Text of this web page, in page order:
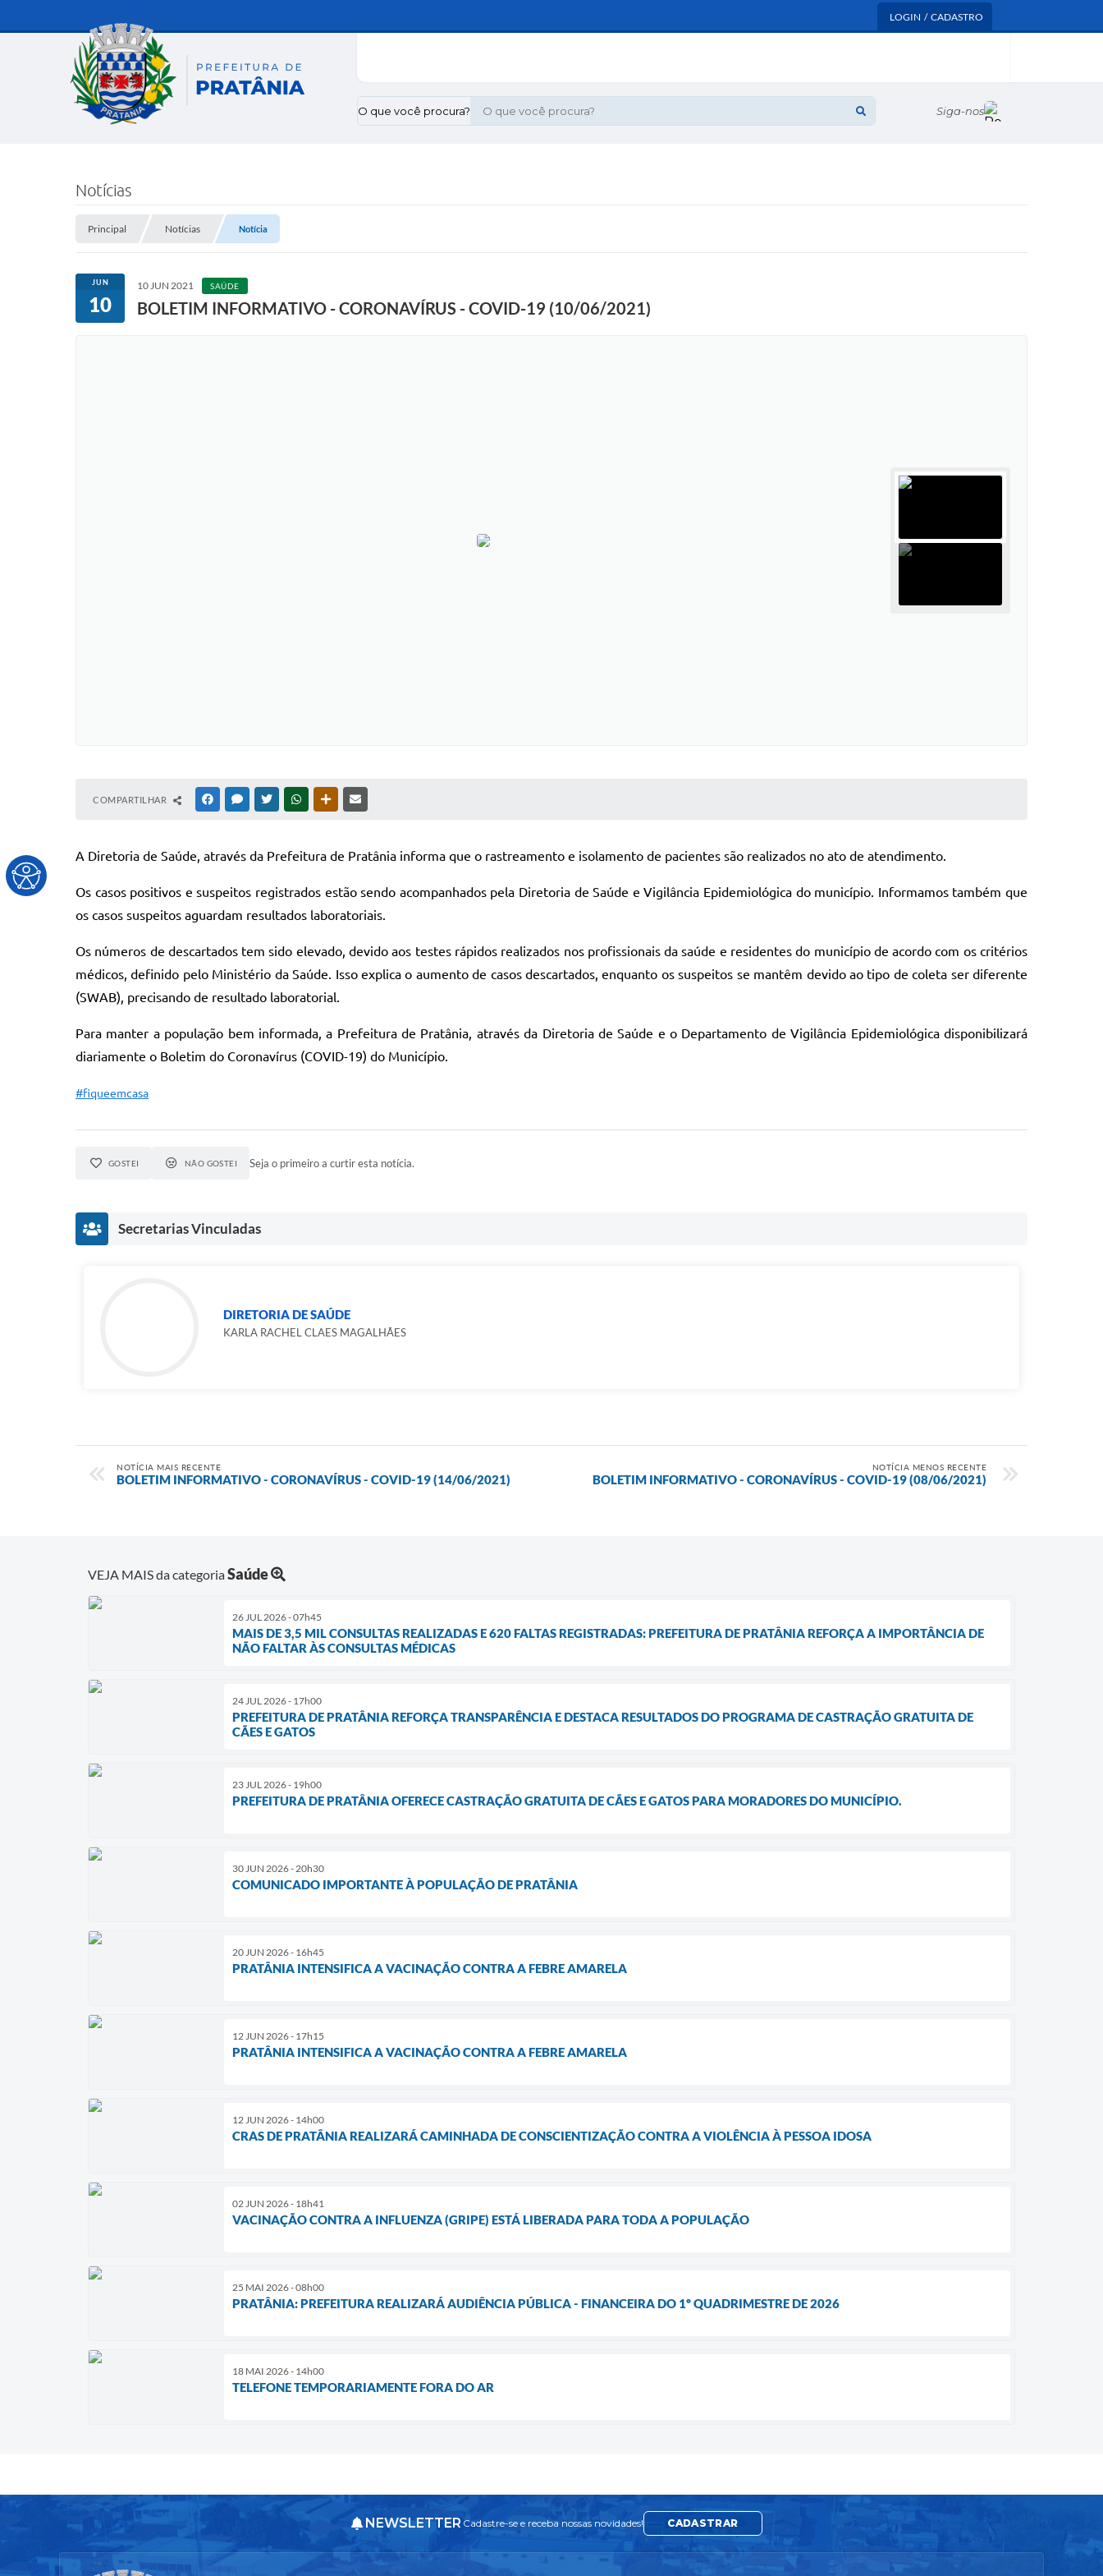
LOGIN / CADASTRO
O que você procura? Siga-nos
Notícias
Principal Notícias Notícia
JUN
10
10 JUN 2021 SAÚDE
BOLETIM INFORMATIVO - CORONAVÍRUS - COVID-19 (10/06/2021)
COMPARTILHAR FACEBOOKMESSENGER
TWITTERWHATSAPPOUTRAS MÍDIAS
A Diretoria de Saúde, através da Prefeitura de Pratânia informa que o rastreamento e isolamento de pacientes são realizados no ato de atendimento.
Os casos positivos e suspeitos registrados estão sendo acompanhados pela Diretoria de Saúde e Vigilância Epidemiológica do município. Informamos também que
os casos suspeitos aguardam resultados laboratoriais.
Os números de descartados tem sido elevado, devido aos testes rápidos realizados nos profissionais da saúde e residentes do município de acordo com os critérios
médicos, definido pelo Ministério da Saúde. Isso explica o aumento de casos descartados, enquanto os suspeitos se mantêm devido ao tipo de coleta ser diferente
(SWAB), precisando de resultado laboratorial.
Para manter a população bem informada, a Prefeitura de Pratânia, através da Diretoria de Saúde e o Departamento de Vigilância Epidemiológica disponibilizará
diariamente o Boletim do Coronavírus (COVID-19) do Município.
#fiqueemcasa
GOSTEI NÃO GOSTEI Seja o primeiro a curtir esta notícia.
Secretarias Vinculadas
DIRETORIA DE SAÚDE
KARLA RACHEL CLAES MAGALHÃES
NOTÍCIA MAIS RECENTE
BOLETIM INFORMATIVO - CORONAVÍRUS - COVID-19 (14/06/2021)
NOTÍCIA MENOS RECENTE
BOLETIM INFORMATIVO - CORONAVÍRUS - COVID-19 (08/06/2021)
VEJA MAIS da categoriaSaúde
26 JUL 2026 - 07h45
MAIS DE 3,5 MIL CONSULTAS REALIZADAS E 620 FALTAS REGISTRADAS: PREFEITURA DE PRATÂNIA REFORÇA A IMPORTÂNCIA DE
NÃO FALTAR ÀS CONSULTAS MÉDICAS
24 JUL 2026 - 17h00
PREFEITURA DE PRATÂNIA REFORÇA TRANSPARÊNCIA E DESTACA RESULTADOS DO PROGRAMA DE CASTRAÇÃO GRATUITA DE
CÃES E GATOS
23 JUL 2026 - 19h00
PREFEITURA DE PRATÂNIA OFERECE CASTRAÇÃO GRATUITA DE CÃES E GATOS PARA MORADORES DO MUNICÍPIO.
30 JUN 2026 - 20h30
COMUNICADO IMPORTANTE À POPULAÇÃO DE PRATÂNIA
20 JUN 2026 - 16h45
PRATÂNIA INTENSIFICA A VACINAÇÃO CONTRA A FEBRE AMARELA
12 JUN 2026 - 17h15
PRATÂNIA INTENSIFICA A VACINAÇÃO CONTRA A FEBRE AMARELA
12 JUN 2026 - 14h00
CRAS DE PRATÂNIA REALIZARÁ CAMINHADA DE CONSCIENTIZAÇÃO CONTRA A VIOLÊNCIA À PESSOA IDOSA
02 JUN 2026 - 18h41
VACINAÇÃO CONTRA A INFLUENZA (GRIPE) ESTÁ LIBERADA PARA TODA A POPULAÇÃO
25 MAI 2026 - 08h00
PRATÂNIA: PREFEITURA REALIZARÁ AUDIÊNCIA PÚBLICA - FINANCEIRA DO 1º QUADRIMESTRE DE 2026
18 MAI 2026 - 14h00
TELEFONE TEMPORARIAMENTE FORA DO AR
NEWSLETTER Cadastre-se e receba nossas novidades! CADASTRAR